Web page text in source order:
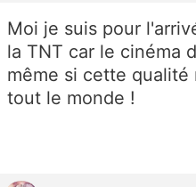
Moi je suis pour
la TNT car le cinéma
même si cette qualité
tout le monde !